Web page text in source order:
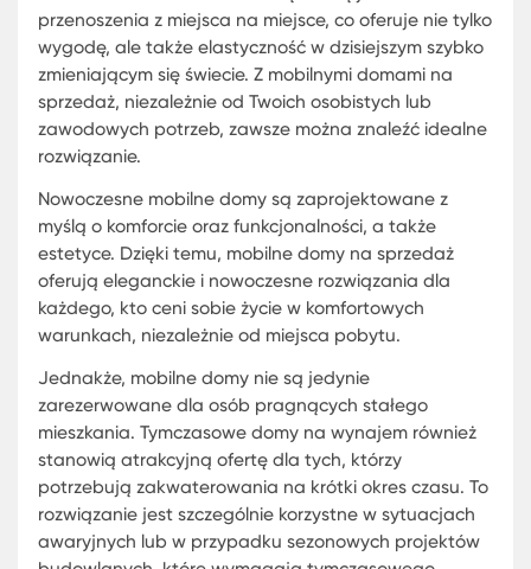
Mobilne Domy Tymczasowe: Twoje
Tymczasowe Mieszkanie,
Jesteś
Mobilne Domy Tymczasowe to wyjątkowy
zaspokojenie potrzeb mieszkaniowych w różnych
okolicznościach. Ich unikatową cechą jest
przenoszenia z miejsca na miejsce, co oferuje nie